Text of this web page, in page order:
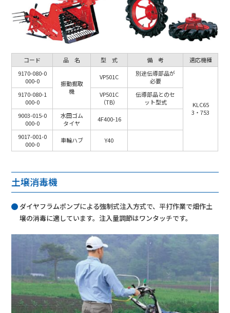
コード 品 名 型 式 備 考
適応機種
9170-080-0
000-0
振動掘取
機
VP501C
別途伝導部品が
必要
KLC65
3・753
9170-080-1
000-0
VP501C
（TB）
伝導部品とのセ
ット型式
9003-015-0
000-0
水田ゴム
タイヤ
4F400-16
9017-001-0
000-0
車輪ハブ Y40
土壌消毒機
ダイヤフラムポンプによる強制式注入方式で、平打作業で畑作土
壌の消毒に適しています。注入量調節はワンタッチです。